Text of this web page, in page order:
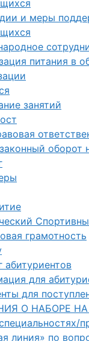
и меры
питания в
занятий
оборот
грамотность
абитуриентов
для
для
О НАБОРЕ НА
линия» по